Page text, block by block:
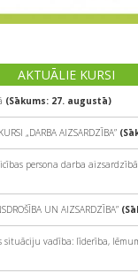
AKTUĀLIE KURSI
(Sākums: 27. augustā)
„DARBA AIZSARDZĪBA”
persona darba
UN AIZSARDZĪBA”
situāciju vadība: līderība,